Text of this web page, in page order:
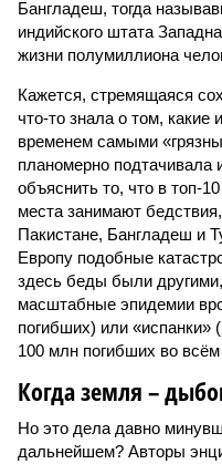
Бангладеш, тогда
индийского штата
жизни полумиллиона
Кажется, стремящаяся
что-то знала о том, какие
временем самыми
планомерно
объяснить то, что в топ-
места занимают
Пакистане, Бангладеш и
Европу подобные
здесь беды были
масштабные эпидемии
погибших) или «испанки»
100 млн погибших во
Когда земля –
Но это дела давно
дальнейшем? Авторы